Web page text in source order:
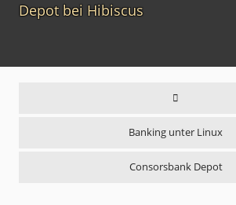
Depot bei Hibiscus
Banking unter Linux
Consorsbank Depot